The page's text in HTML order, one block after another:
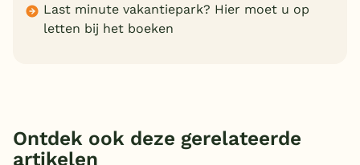
Last minute vakantiepark? Hier moet u op
letten bij het boeken
Ontdek ook deze gerelateerde
artikelen